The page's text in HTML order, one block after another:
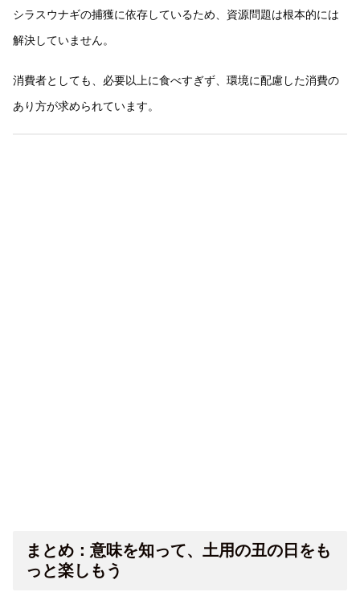
シラスウナギの捕獲に依存しているため、資源問題は根本的には
解決していません。
消費者としても、必要以上に食べすぎず、環境に配慮した消費の
あり方が求められています。
まとめ：意味を知って、土用の丑の日をも
っと楽しもう